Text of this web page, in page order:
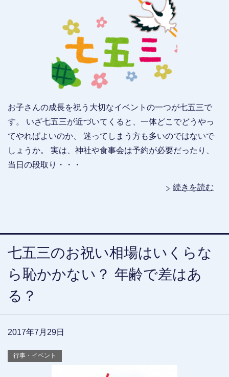
お子さんの成長を祝う大切なイベントの一つが七五三で
す。 いざ七五三が近づいてくると、一体どこでどうやっ
てやればよいのか、 迷ってしまう方も多いのではないで
しょうか。 実は、神社や食事会は予約が必要だったり、
当日の段取り・・・
続きを読む
七五三のお祝い相場はいくらな
ら恥かかない？ 年齢で差はあ
る？
2017年7月29日
行事・イベント